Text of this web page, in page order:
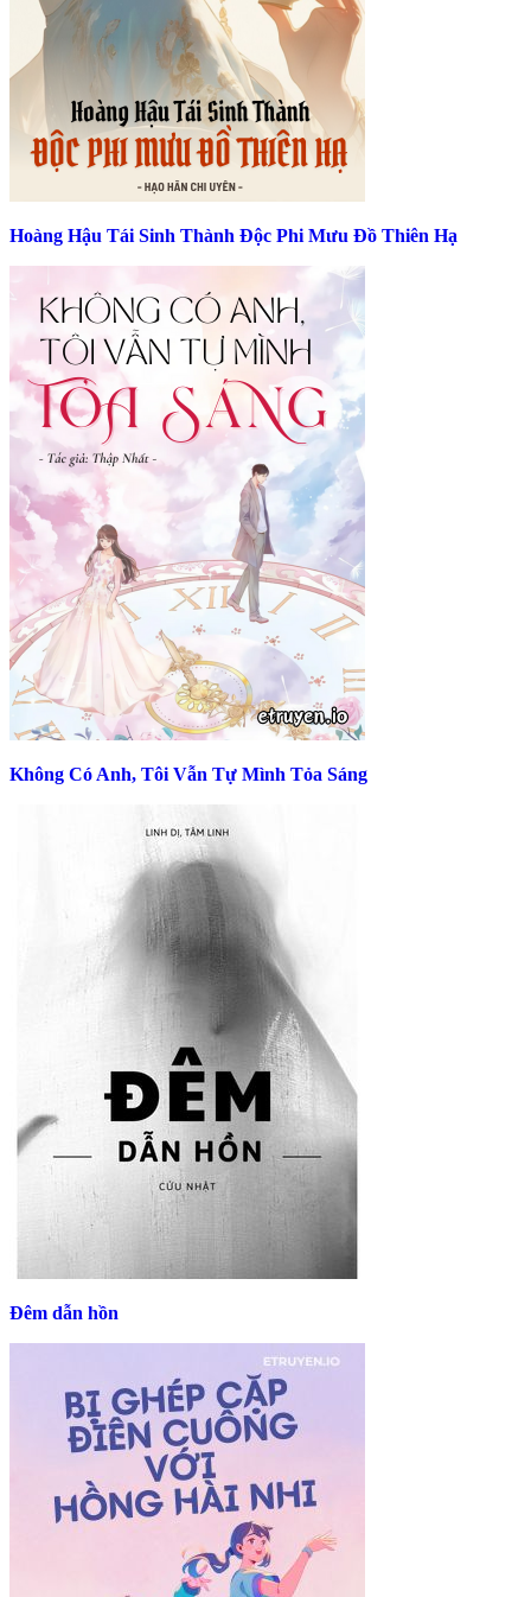
Hoàng Hậu Tái Sinh Thành Độc Phi Mưu Đồ Thiên Hạ
Không Có Anh, Tôi Vẫn Tự Mình Tỏa Sáng
Đêm dẫn hồn